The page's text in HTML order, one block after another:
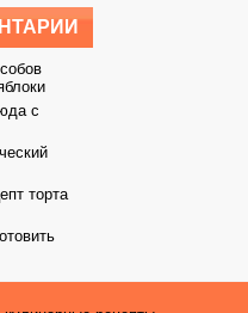
с
торта